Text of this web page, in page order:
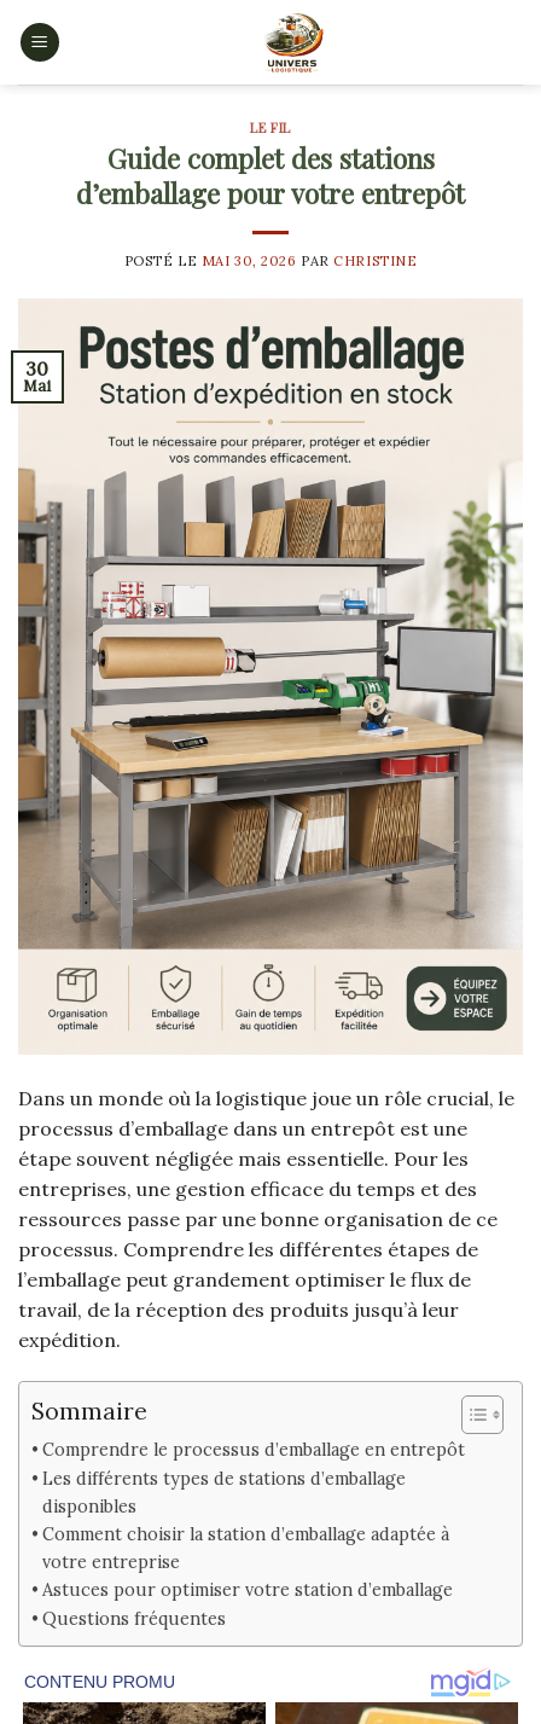
LE FIL
Guide complet des stations
d’emballage pour votre entrepôt
POSTÉ LE MAI 30, 2026 PARCHRISTINE
30
Mai
Dans un monde où la logistique joue un rôle crucial, le
processus d’emballage dans un entrepôt est une
étape souvent négligée mais essentielle. Pour les
entreprises, une gestion efficace du temps et des
ressources passe par une bonne organisation de ce
processus. Comprendre les différentes étapes de
l’emballage peut grandement optimiser le flux de
travail, de la réception des produits jusqu’à leur
expédition.
Sommaire
Comprendre le processus d’emballage en entrepôt
Les différents types de stations d’emballage
disponibles
Comment choisir la station d’emballage adaptée à
votre entreprise
Astuces pour optimiser votre station d’emballage
Questions fréquentes